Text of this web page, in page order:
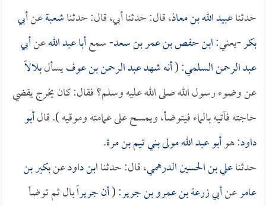
حدثناعبيد الله بن معاذ، قال: حدثنا أبي، قال: حدثناشعبةعنأبي
بكر-يعني:ابن حفص بن عمر بن سعد- سمعأبا عبد اللهعنأبي
عبد الرحمن السلمي: (أنه شهدعبد الرحمن بن عوفيسألبلالاً
عن وضوء رسول الله صلى الله عليه وسلم؟ فقال: كان يخرج يقضي
حاجته فآتيه بالماء فيتوضأ، ويمسح على عمامته وموقيه ). قالأبو
داود: هوأبو عبد الله مولى بني تيم بن مرة.
حدثناعلي بن الحسين الدرهمي، قال: حدثناابن داودعنبكير بن
عامرعنأبي زرعة بن عمرو بن جرير: (أنجريراًبال ثم توضأ